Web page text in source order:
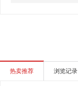
热卖推荐 浏览记录